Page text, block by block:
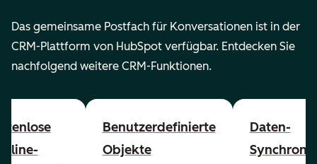
Das gemeinsame Postfach für Konversationen ist in der
CRM-Plattform von HubSpot verfügbar. Entdecken Sie
nachfolgend weitere CRM-Funktionen.
Benutzerdefinierte
Objekte
Daten-